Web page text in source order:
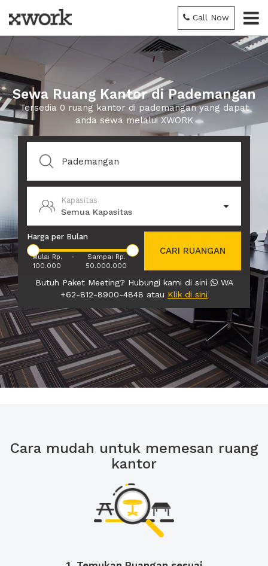
Call Now
Sewa Ruang Kantor di Pademangan
Tersedia 0 ruang kantor di pademangan yang dapat
anda sewa melalui XWORK
Kapasitas
Semua Kapasitas
Harga per Bulan
Mulai Rp.
100.000
-
Sampai Rp.
50.000.000
CARI RUANGAN
Butuh Paket Meeting? Hubungi kami di sini
WA
+62-812-8900-4848 atau Klik di sini
Cara mudah untuk memesan ruang
kantor